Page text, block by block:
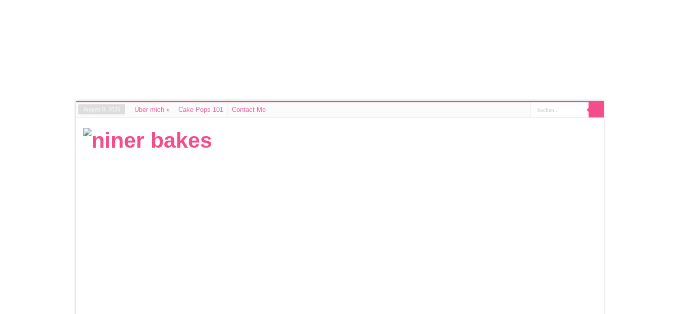
August 8, 2026 Über mich » Cake Pops 101 Contact Me